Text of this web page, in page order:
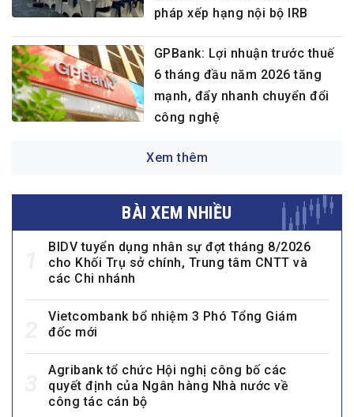
pháp xếp hạng nội bộ IRB
GPBank: Lợi nhuận trước thuế
6 tháng đầu năm 2026 tăng
mạnh, đẩy nhanh chuyển đổi
công nghệ
Xem thêm
BÀI XEM NHIỀU
BIDV tuyển dụng nhân sự đợt tháng 8/2026
cho Khối Trụ sở chính, Trung tâm CNTT và
các Chi nhánh
Vietcombank bổ nhiệm 3 Phó Tổng Giám
đốc mới
Agribank tổ chức Hội nghị công bố các
quyết định của Ngân hàng Nhà nước về
công tác cán bộ